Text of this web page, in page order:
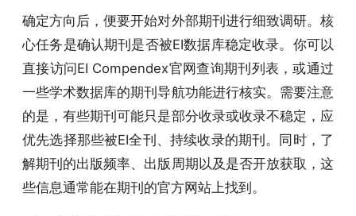
确定方向后，便要开始对外部期刊进行细致调研。核
心任务是确认期刊是否被EI数据库稳定收录。你可以
直接访问EI Compendex官网查询期刊列表，或通过
一些学术数据库的期刊导航功能进行核实。需要注意
的是，有些期刊可能只是部分收录或收录不稳定，应
优先选择那些被EI全刊、持续收录的期刊。同时，了
解期刊的出版频率、出版周期以及是否开放获取，这
些信息通常能在期刊的官方网站上找到。